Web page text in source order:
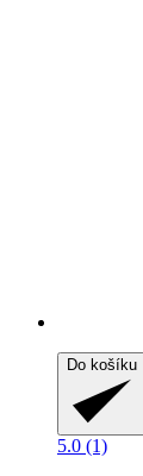
Do košíku
5.0 (1)